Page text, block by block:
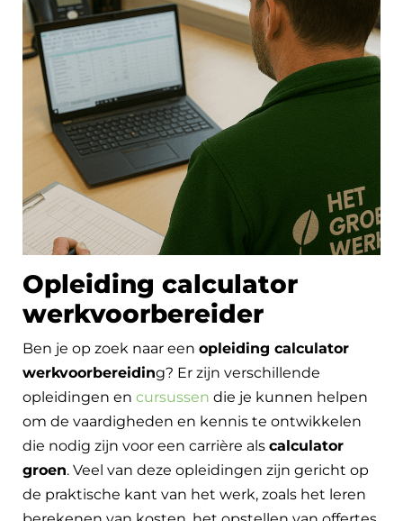
Opleiding calculator
werkvoorbereider
Ben je op zoek naar een opleiding calculator
werkvoorbereiding? Er zijn verschillende
opleidingen en cursussen die je kunnen helpen
om de vaardigheden en kennis te ontwikkelen
die nodig zijn voor een carrière als calculator
groen. Veel van deze opleidingen zijn gericht op
de praktische kant van het werk, zoals het leren